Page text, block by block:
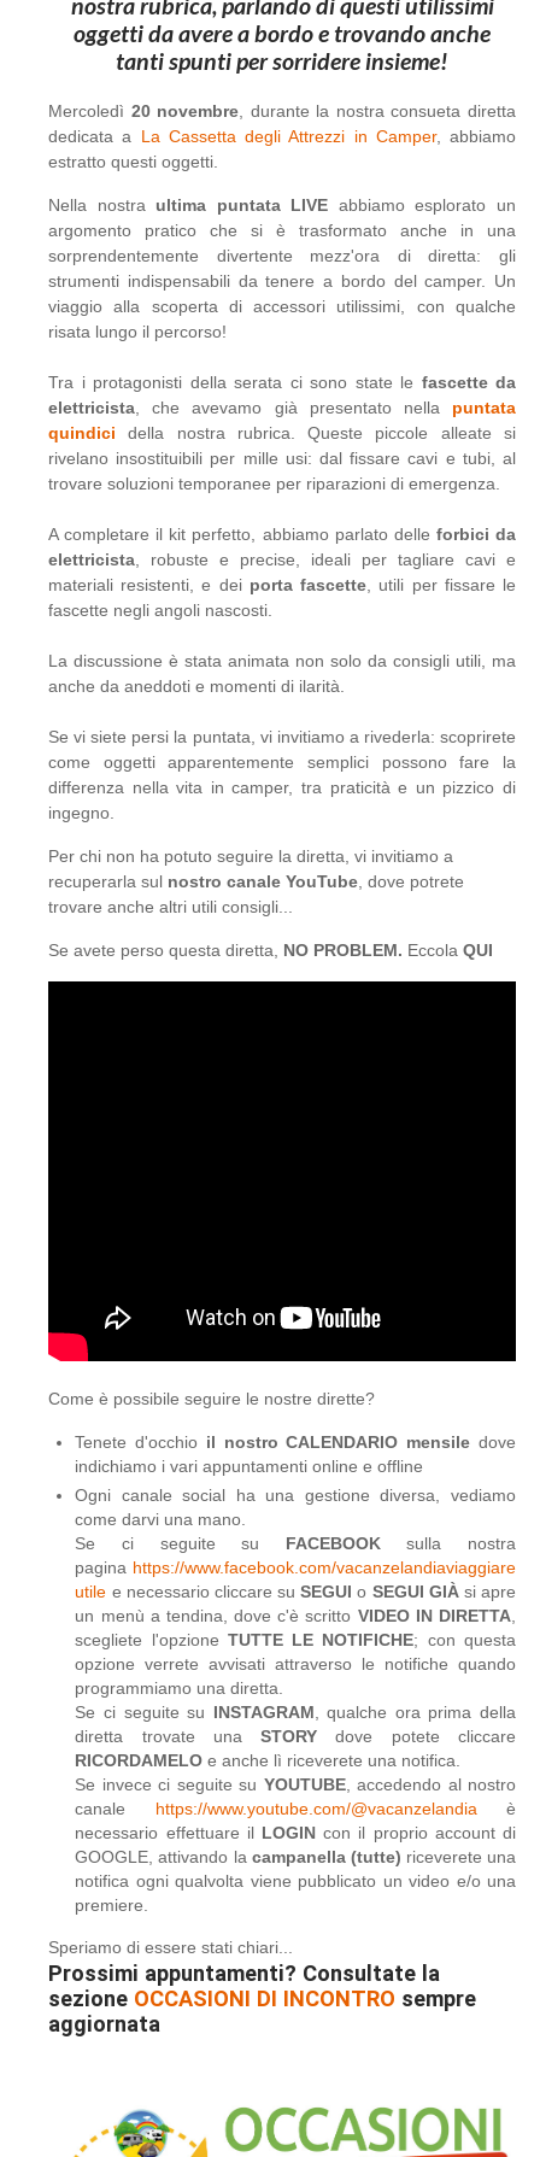
oggetti da avere a bordo e trovando anche
tanti spunti per sorridere insieme!
Mercoledì 20 novembre , durante la nostra consueta diretta
dedicata a La Cassetta degli Attrezzi in Camper, abbiamo
estratto questi oggetti.
Nella nostra ultima puntata LIVE abbiamo esplorato un
argomento pratico che si è trasformato anche in una
sorprendentemente divertente mezz'ora di diretta: gli
strumenti indispensabili da tenere a bordo del camper. Un
viaggio alla scoperta di accessori utilissimi, con qualche
risata lungo il percorso!
Tra i protagonisti della serata ci sono state le fascette da
elettricista , che avevamo già presentato nella puntata
quindici della nostra rubrica. Queste piccole alleate si
rivelano insostituibili per mille usi: dal fissare cavi e tubi, al
trovare soluzioni temporanee per riparazioni di emergenza.
A completare il kit perfetto, abbiamo parlato delle forbici da
elettricista , robuste e precise, ideali per tagliare cavi e
materiali resistenti, e dei porta fascette , utili per fissare le
fascette negli angoli nascosti.
La discussione è stata animata non solo da consigli utili, ma
anche da aneddoti e momenti di ilarità.
Se vi siete persi la puntata, vi invitiamo a rivederla: scoprirete
come oggetti apparentemente semplici possono fare la
differenza nella vita in camper, tra praticità e un pizzico di
ingegno.
Per chi non ha potuto seguire la diretta, vi invitiamo a
recuperarla sul nostro canale YouTube , dove potrete
trovare anche altri utili consigli...
Se avete perso questa diretta, NO PROBLEM. Eccola QUI
Come è possibile seguire le nostre dirette?
Tenete d'occhio il nostro CALENDARIO mensile dove
indichiamo i vari appuntamenti online e offline
Ogni canale social ha una gestione diversa, vediamo
come darvi una mano.
Se ci seguite su FACEBOOKsulla nostra
pagina https://www.facebook.com/vacanzelandiaviaggiare
utile e necessario cliccare suSEGUI o SEGUI GIÀsi apre
un menù a tendina, dove c'è scritto VIDEO IN DIRETTA,
scegliete l'opzione TUTTE LE NOTIFICHE; con questa
opzione verrete avvisati attraverso le notifiche quando
programmiamo una diretta.
Se ci seguite su INSTAGRAM, qualche ora prima della
diretta trovate unaSTORY dove potete cliccare
RICORDAMELO e anche lì riceverete una notifica.
Se invece ci seguite su YOUTUBE, accedendo al nostro
canale https://www.youtube.com/@vacanzelandiaè
necessario effettuare il LOGIN con il proprio account di
GOOGLE, attivando la campanella (tutte) riceverete una
notifica ogni qualvolta viene pubblicato un video e/o una
premiere.
Speriamo di essere stati chiari...
Prossimi appuntamenti? Consultate la
sezione OCCASIONI DI INCONTRO sempre
aggiornata